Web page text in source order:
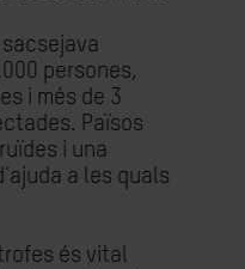
sacsejava
persones,
i més de 3
Països
i una
a les quals
és vital